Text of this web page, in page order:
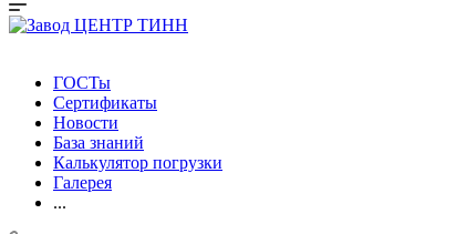
ГОСТы
Сертификаты
Новости
База знаний
Калькулятор погрузки
Галерея
...